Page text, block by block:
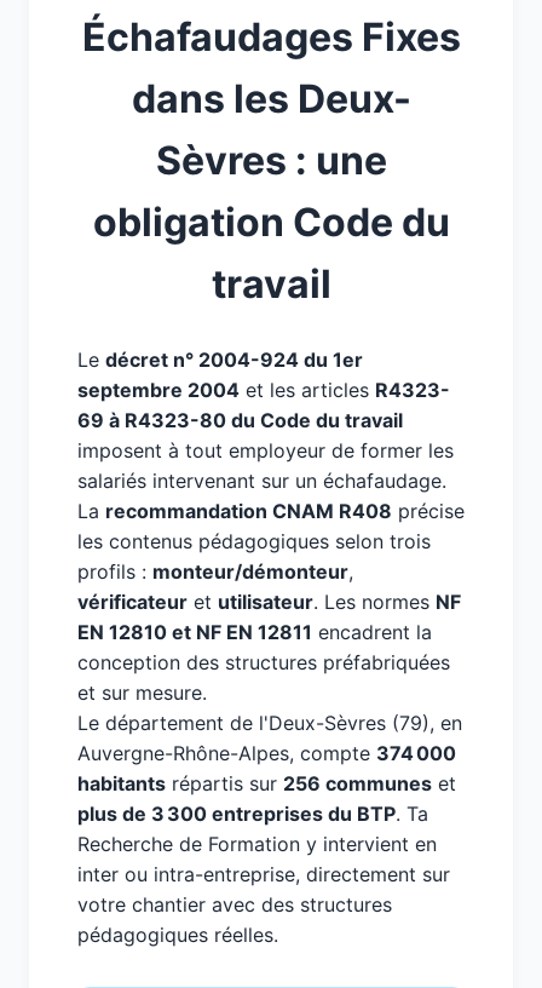
Échafaudages Fixes
dans les Deux-
Sèvres : une
obligation Code du
travail
Le décret n° 2004-924 du 1er
septembre 2004 et les articles R4323-
69 à R4323-80 du Code du travail
imposent à tout employeur de former les
salariés intervenant sur un échafaudage.
La recommandation CNAM R408 précise
les contenus pédagogiques selon trois
profils : monteur/démonteur,
vérificateur et utilisateur. Les normes NF
EN 12810 et NF EN 12811 encadrent la
conception des structures préfabriquées
et sur mesure.
Le département de l'Deux-Sèvres (79), en
Auvergne-Rhône-Alpes, compte 374 000
habitants répartis sur 256 communes et
plus de 3 300 entreprises du BTP. Ta
Recherche de Formation y intervient en
inter ou intra-entreprise, directement sur
votre chantier avec des structures
pédagogiques réelles.